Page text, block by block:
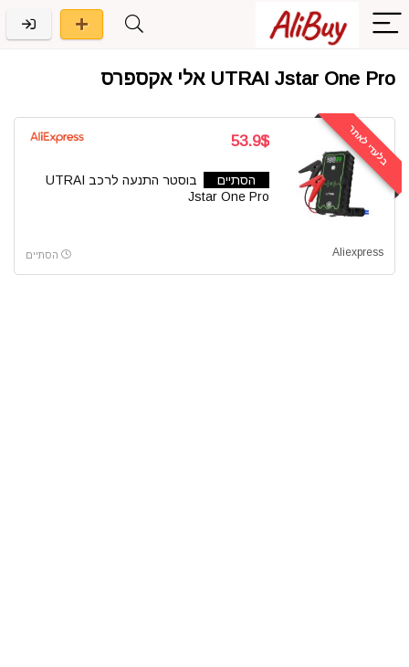
UTRAI Jstar One Pro אלי אקספרס
בלעדי לאתר 53.9$
הסתיים
בוסטר התנעה לרכב UTRAI
Jstar One Pro
Aliexpress הסתיים